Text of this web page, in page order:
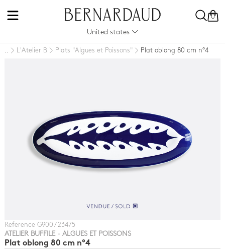
0
United states
.. L'Atelier B Plats "Algues et Poissons" Plat oblong 80 cm n°4
Reference G900 / 23475
ATELIER BUFFILE - ALGUES ET POISSONS
Plat oblong 80 cm n°4